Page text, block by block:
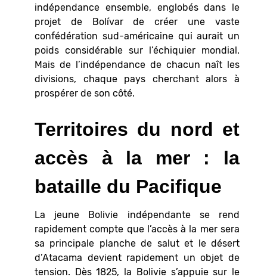
indépendance ensemble, englobés dans le
projet de Bolívar de créer une vaste
confédération sud-américaine qui aurait un
poids considérable sur l’échiquier mondial.
Mais de l’indépendance de chacun naît les
divisions, chaque pays cherchant alors à
prospérer de son côté.
Territoires du nord et
accès à la mer : la
bataille du Pacifique
La jeune Bolivie indépendante se rend
rapidement compte que l’accès à la mer sera
sa principale planche de salut et le désert
d’Atacama devient rapidement un objet de
tension. Dès 1825, la Bolivie s’appuie sur le